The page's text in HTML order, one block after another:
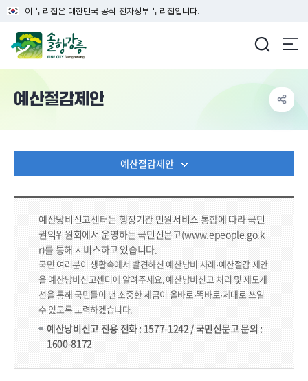
이 누리집은 대한민국 공식 전자정부 누리집입니다.
예산절감제안
예산절감제안
예산낭비신고센터는 행정기관 민원서비스 통합에 따라국민
권익위원회에서 운영하는 국민신문고(www.epeople.go.k
r)를 통해 서비스하고 있습니다.
국민 여러분이 생활속에서 발견하신 예산낭비 사례·예산절감 제안
을 예산낭비신고센터에 알려주세요.예산낭비신고 처리 및 제도개
선을 통해 국민들이 낸 소중한 세금이 올바로·똑바로·제대로 쓰일
수 있도록 노력하겠습니다.
예산낭비신고 전용 전화 : 1577-1242 / 국민신문고 문의 :
1600-8172